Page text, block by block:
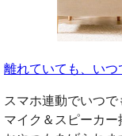
離れていても、いつ
スマホ連動でいつ
マイク＆スピーカー